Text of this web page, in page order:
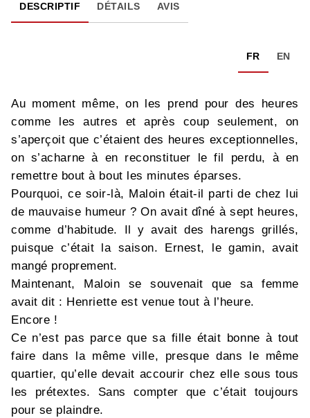
DESCRIPTIF DÉTAILS AVIS
FR EN
Au moment même, on les prend pour des heures
comme les autres et après coup seulement, on
s’aperçoit que c’étaient des heures exceptionnelles,
on s’acharne à en reconstituer le fil perdu, à en
remettre bout à bout les minutes éparses.
Pourquoi, ce soir-là, Maloin était-il parti de chez lui
de mauvaise humeur ? On avait dîné à sept heures,
comme d’habitude. Il y avait des harengs grillés,
puisque c’était la saison. Ernest, le gamin, avait
mangé proprement.
Maintenant, Maloin se souvenait que sa femme
avait dit : Henriette est venue tout à l’heure.
Encore !
Ce n’est pas parce que sa fille était bonne à tout
faire dans la même ville, presque dans le même
quartier, qu’elle devait accourir chez elle sous tous
les prétextes. Sans compter que c’était toujours
pour se plaindre.